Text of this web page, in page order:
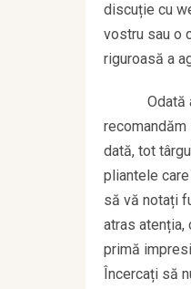
discuție cu
vostru sau o
riguroasă a
Odată
recomandăm
dată, tot
pliantele
să vă notați
atras atenția,
primă
Încercați să